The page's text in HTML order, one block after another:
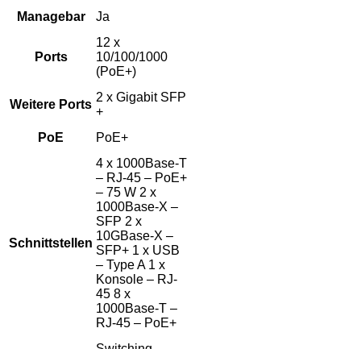
Managebar
Ja
Ports
12 x
10/100/1000
(PoE+)
Weitere Ports
2 x Gigabit SFP
+
PoE
PoE+
Schnittstellen
4 x 1000Base-T
– RJ-45 – PoE+
– 75 W 2 x
1000Base-X –
SFP 2 x
10GBase-X –
SFP+ 1 x USB
– Type A 1 x
Konsole – RJ-
45 8 x
1000Base-T –
RJ-45 – PoE+